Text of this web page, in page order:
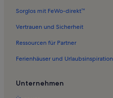
Ferienwohnungen in Waldsee
Ferienwohnungen in Schifferstadt
Ferienwohnungen in Hanhofen
Sorglos mit FeWo-direkt™
Vertrauen und Sicherheit
Ressourcen für Partner
Ferienhäuser und Urlaubsinspiration
Unternehmen